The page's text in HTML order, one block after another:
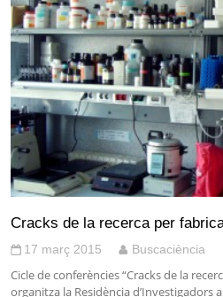
Cracks de la recerca per
17 març 2015 Buscaciència
Cicle de conferències “Cracks de la
organitza la Residència d’Investigadors